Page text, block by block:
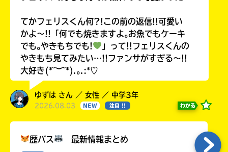
てかフェリスくん何?!この前の返信!!可愛い
かよ〜!!「何でも焼きますよ｡お魚でもケーキ
でも｡やきもちでも!
」って!!フェリスくんの
やきもち見てみたい…!!ファンサがすぎる〜!!
大好き(*˘︶˘*).｡.:*♡
ゆずは さん ／ 女性 ／ 中学3年
2026.08.03 NEW 注目 !! わかる
歴バス 最新情報まとめ